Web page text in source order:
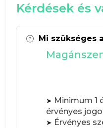
Kérdések és
Mi szükséges
➤ Minimum 1
érvényes
➤ Érvényes